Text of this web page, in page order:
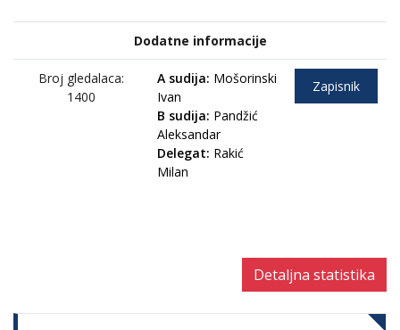
Dodatne informacije
Broj gledalaca:
1400
A sudija: Mošorinski
Ivan
B sudija: Pandžić
Aleksandar
Delegat: Rakić
Milan
Zapisnik
Detaljna statistika